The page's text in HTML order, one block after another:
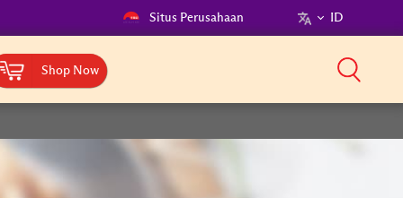
Situs Perusahaan ID
Shop Now